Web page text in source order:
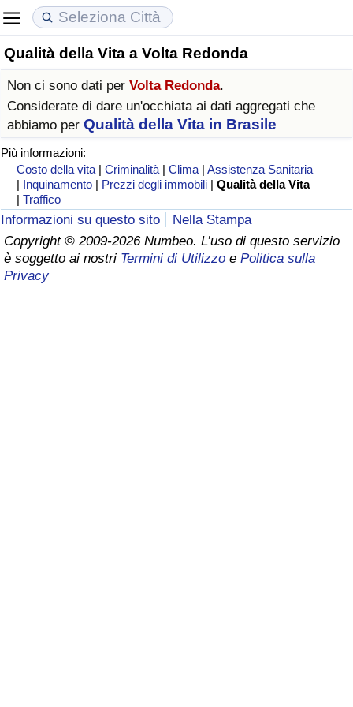
Qualità della Vita a Volta Redonda
Non ci sono dati per Volta Redonda.
Considerate di dare un'occhiata ai dati aggregati che
abbiamo per Qualità della Vita in Brasile
Più informazioni:
Costo della vita |Criminalità |Clima |Assistenza Sanitaria
| Inquinamento | Prezzi degli immobili |Qualità della Vita
|Traffico
Informazioni su questo sito
Nella Stampa
Copyright © 2009-2026 Numbeo. L’uso di questo servizio
è soggetto ai nostri Termini di Utilizzo e Politica sulla
Privacy
Costo della vita
Indice Del Costo Della Vita (corrente)
Indice Del Costo Della Vita
Indice del Costo della Vita per Nazione
ad Aqaba
Prezzi degli immobili
Indice del Prezzo delle Case (Corrente)
Indice del Prezzo delle Case
Indice del Prezzo delle Case per Nazione
Qualità della Vita
Indice della Qualità della Vita
Indice della Qualità della Vita (Corrente)
Indice della qualità della vita per Paese
Criminalità
Indice del Tasso di Criminalità (Corrente)